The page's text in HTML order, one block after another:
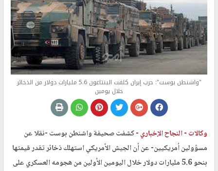
"واشنطن بوست": حرب إيران كلفت البنتاغون 5.6 مليارات دولار من الذخائر
خلال يومين
وكالات -النجاح الإخباري -كشفت صحيفة واشنطن بوست -نقلا عن
مسؤولين أمريكيين- عن أن الجيش الأمريكي استهلك ذخائر تقدر قيمتها
بنحو 5.6 مليارات دولار خلال اليومين الأولين من هجومه العسكري على